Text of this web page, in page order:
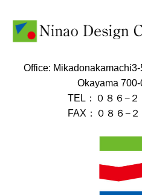
Office:
Okayama
TEL：０８６−２
FAX：０８６−